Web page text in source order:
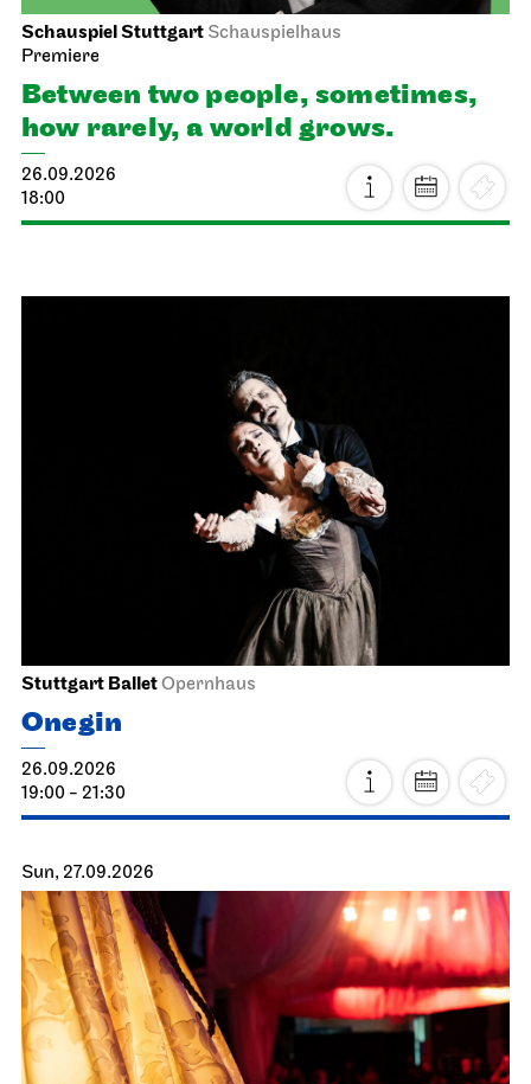
Schauspiel Stuttgart Schauspielhaus
Premiere
Between two people, sometimes,
how rarely, a world grows.
26.09.2026
18:00
Stuttgart BalletOpernhaus
Onegin
26.09.2026
19:00 - 21:30
Sun, 27.09.2026